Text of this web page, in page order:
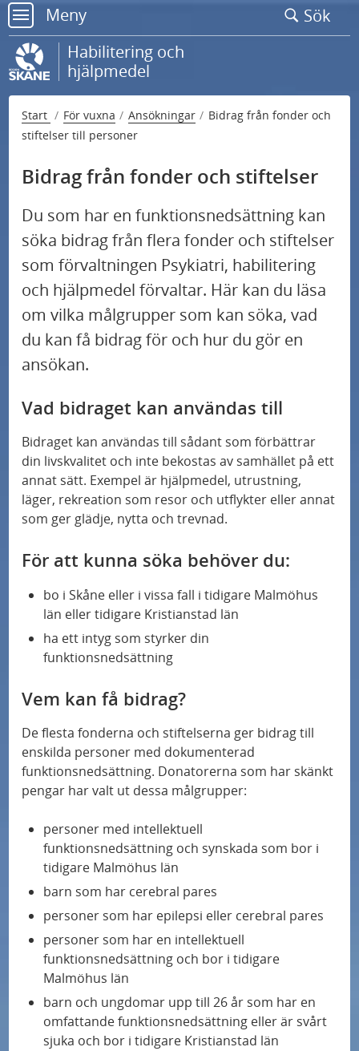
Gå
till
sidans
innehåll
Meny
Stiftelsen Börje och Yvonne Henrikssons
donationsfond
Sök
meny
Habilitering och
hjälpmedel
Start För vuxna Ansökningar
Bidrag från fonder och
stiftelser till personer
Bidrag från fonder och stiftelser
Du som har en funktionsnedsättning kan
söka bidrag från flera fonder och stiftelser
som förvaltningen Psykiatri, habilitering
och hjälpmedel förvaltar. Här kan du läsa
om vilka målgrupper som kan söka, vad
du kan få bidrag för och hur du gör en
ansökan.
Vad bidraget kan användas till
Bidraget kan användas till sådant som förbättrar
din livskvalitet och inte bekostas av samhället på ett
annat sätt. Exempel är hjälpmedel, utrustning,
läger, rekreation som resor och utflykter eller annat
som ger glädje, nytta och trevnad.
För att kunna söka behöver du:
bo i Skåne eller i vissa fall i tidigare Malmöhus
län eller tidigare Kristianstad län
ha ett intyg som styrker din
funktionsnedsättning
Vem kan få bidrag?
De flesta fonderna och stiftelserna ger bidrag till
enskilda personer med dokumenterad
funktionsnedsättning. Donatorerna som har skänkt
pengar har valt ut dessa målgrupper:
personer med intellektuell
funktionsnedsättning och synskada som bor i
tidigare Malmöhus län
barn som har cerebral pares
personer som har epilepsi eller cerebral pares
personer som har en intellektuell
funktionsnedsättning och bor i tidigare
Malmöhus län
barn och ungdomar upp till 26 år som har en
omfattande funktionsnedsättning eller är svårt
sjuka och bor i tidigare Kristianstad län